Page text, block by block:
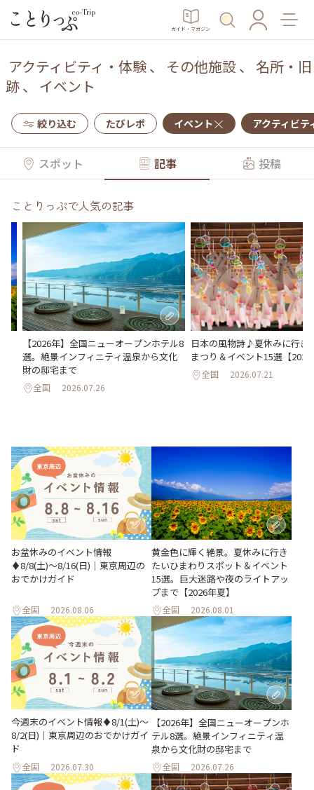
ガイド・マガジン
アクティビティ・体験、 その他施設、 名所・旧
跡、 イベント
絞り込む たびレポ イベント アクティビテ
スポット 記事 投稿
ことりっぷで人気の記事
【2026年】全国ニューオープンホテル8
選。絶景インフィニティ温泉から文化
財の邸宅まで
全国 2026.07.26
日本の風物詩♪夏休みに行き
まつり＆イベント15選【
全国 2026.07.21
お盆休みのイベント情報
♦︎8/8(土)〜8/16(日)｜東京周辺の
おでかけガイド
全国 2026.08.06
黄金色に輝く絶景。夏休みに行き
たいひまわりスポット＆イベント
15選。巨大迷路や夜のライトアッ
プまで【2026年夏】
全国 2026.08.01
今週末のイベント情報♦︎8/1(土)〜
8/2(日)｜東京周辺のおでかけガイ
ド
全国 2026.07.30
【2026年】全国ニューオープンホ
テル8選。絶景インフィニティ温
泉から文化財の邸宅まで
全国 2026.07.26